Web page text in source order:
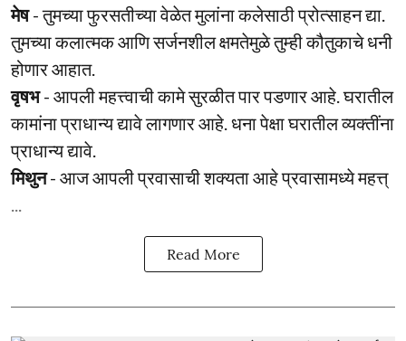
मेष- तुमच्या फुरसतीच्या वेळेत मुलांना कलेसाठी प्रोत्साहन द्या.
तुमच्या कलात्मक आणि सर्जनशील क्षमतेमुळे तुम्ही कौतुकाचे धनी
होणार आहात.
वृषभ- आपली महत्त्वाची कामे सुरळीत पार पडणार आहे. घरातील
कामांना प्राधान्य द्यावे लागणार आहे. धना पेक्षा घरातील व्यक्तींना
प्राधान्य द्यावे.
मिथुन- आज आपली प्रवासाची शक्यता आहे प्रवासामध्ये महत्त्
Read More